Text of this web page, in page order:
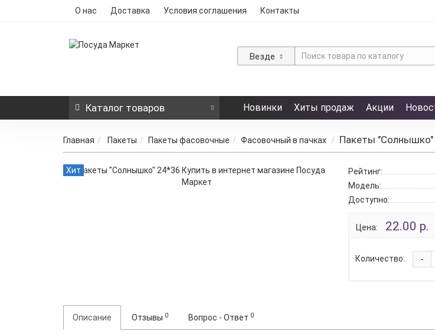
О нас Доставка Условия соглашения Контакты
Везде
Каталог товаров Новинки Хиты продаж Акции
Главная Пакеты Пакеты фасовочные Фасовочный в пачках Пакеты "Солнышко"
Хит Рейтинг:
Модель:
Доступно:
Цена: 22.00 р.
Количество: -
Описание Отзывы 0 Вопрос - Ответ 0